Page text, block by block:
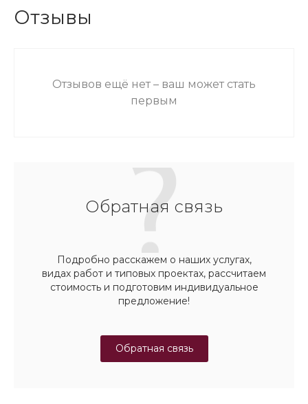
Отзывы
Отзывов ещё нет – ваш может стать
первым
Обратная связь
Подробно расскажем о наших услугах,
видах работ и типовых проектах, рассчитаем
стоимость и подготовим индивидуальное
предложение!
Обратная связь